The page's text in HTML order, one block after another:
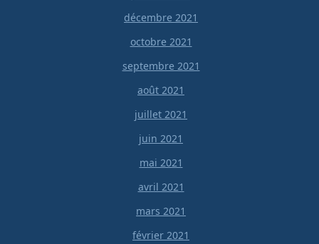
décembre 2021
octobre 2021
septembre 2021
août 2021
juillet 2021
juin 2021
mai 2021
avril 2021
mars 2021
février 2021